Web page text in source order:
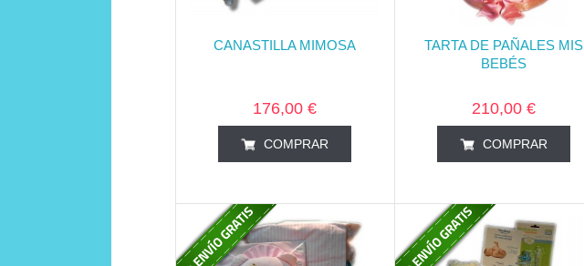
CANASTILLA MIMOSA
176,00 €
COMPRAR
TARTA DE PAÑALES MIS
BEBÉS
210,00 €
COMPRAR